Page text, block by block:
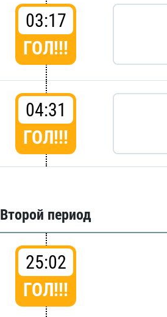
03:17
ГОЛ!!!
04:31
ГОЛ!!!
Второй период
25:02
ГОЛ!!!